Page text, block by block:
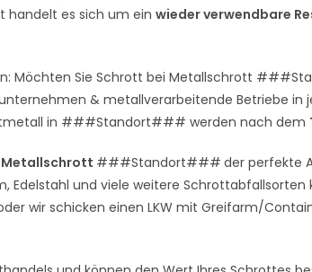
handelt es sich um ein wieder verwendbare
Möchten Sie Schrott bei Metallschrott
& metallverarbeitende Betriebe in
in ###Standort### werden nach dem
Metallschrott ###Standort### der perfekte
Edelstahl und viele weitere
wir schicken einen LKW mit Greifarm/